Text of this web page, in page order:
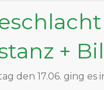
+
den 17.06. ging